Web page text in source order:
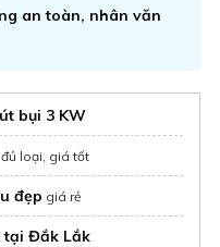
an toàn, nhân văn
bụi 3 KW
đủ loại, giá tốt
đẹp giá rẻ
tại Đắk Lắk